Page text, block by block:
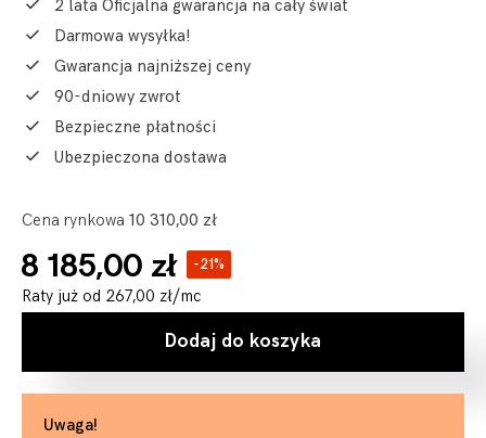
2 lata Oficjalna gwarancja na cały świat
Darmowa wysyłka!
Gwarancja najniższej ceny
90-dniowy zwrot
Bezpieczne płatności
Ubezpieczona dostawa
Cena rynkowa 10 310,00 zł
8 185,00 zł -21%
Raty już od 267,00 zł/mc
Dodaj do koszyka
Uwaga!